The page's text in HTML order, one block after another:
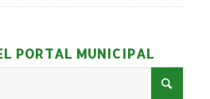
PORTAL MUNICIPAL